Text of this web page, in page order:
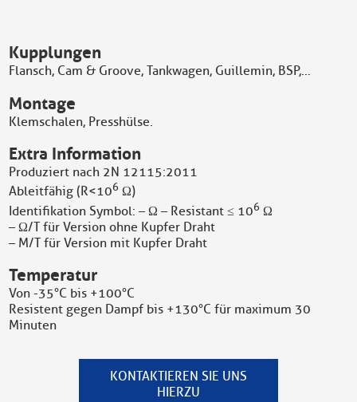
Kupplungen
Flansch, Cam & Groove, Tankwagen, Guillemin, BSP,…
Montage
Klemschalen, Presshülse.
Extra Information
Produziert nach 2N 12115:2011
Ableitfähig (R<106 Ω)
Identifikation Symbol: – Ω – Resistant ≤ 106 Ω
– Ω/T für Version ohne Kupfer Draht
– M/T für Version mit Kupfer Draht
Temperatur
Von -35°C bis +100°C
Resistent gegen Dampf bis +130°C für maximum 30
Minuten
KONTAKTIEREN SIE UNS
HIERZU